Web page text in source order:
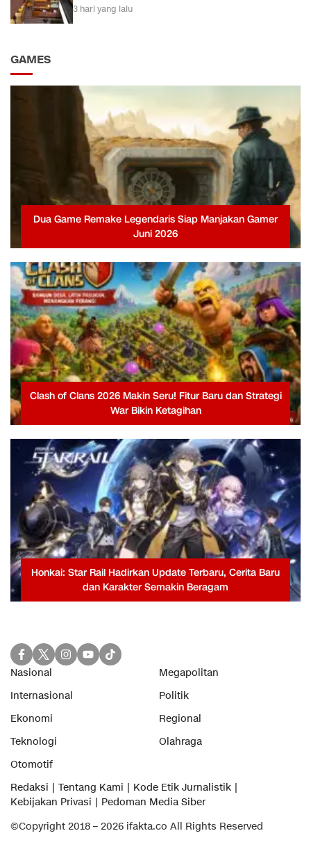
3 hari yang lalu
GAMES
Dua Game Remake Legendaris Siap Manjakan Gamer
Juni 2026
Clash of Clans 2026 Makin Seru! Fitur Baru dan Strategi
War Bikin Ketagihan
Honkai: Star Rail Hadirkan Update Terbaru, Cerita Baru
dan Karakter Semakin Beragam
Nasional
Megapolitan
Internasional
Politik
Ekonomi
Regional
Teknologi
Olahraga
Otomotif
Redaksi
Tentang Kami
Kode Etik Jurnalistik
Kebijakan Privasi
Pedoman Media Siber
©Copyright 2018 – 2026 ifakta.co All Rights Reserved